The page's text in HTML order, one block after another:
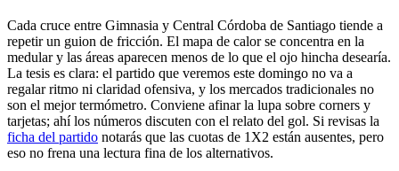
Cada cruce entre Gimnasia y Central Córdoba de Santiago tiende a
repetir un guion de fricción. El mapa de calor se concentra en la
medular y las áreas aparecen menos de lo que el ojo hincha desearía.
La tesis es clara: el partido que veremos este domingo no va a
regalar ritmo ni claridad ofensiva, y los mercados tradicionales no
son el mejor termómetro. Conviene afinar la lupa sobre corners y
tarjetas; ahí los números discuten con el relato del gol. Si revisas la
ficha del partido notarás que las cuotas de 1X2 están ausentes, pero
eso no frena una lectura fina de los alternativos.